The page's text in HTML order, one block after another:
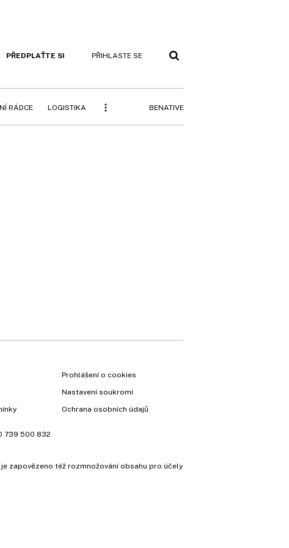
PŘEDPLAŤTE SI PŘIHLASTE SE
RÁDCE LOGISTIKA BENATIVE
Prohlášení o cookies
Nastavení soukromí
Ochrana osobních údajů
739 500 832
zapovězeno též rozmnožování obsahu pro účely